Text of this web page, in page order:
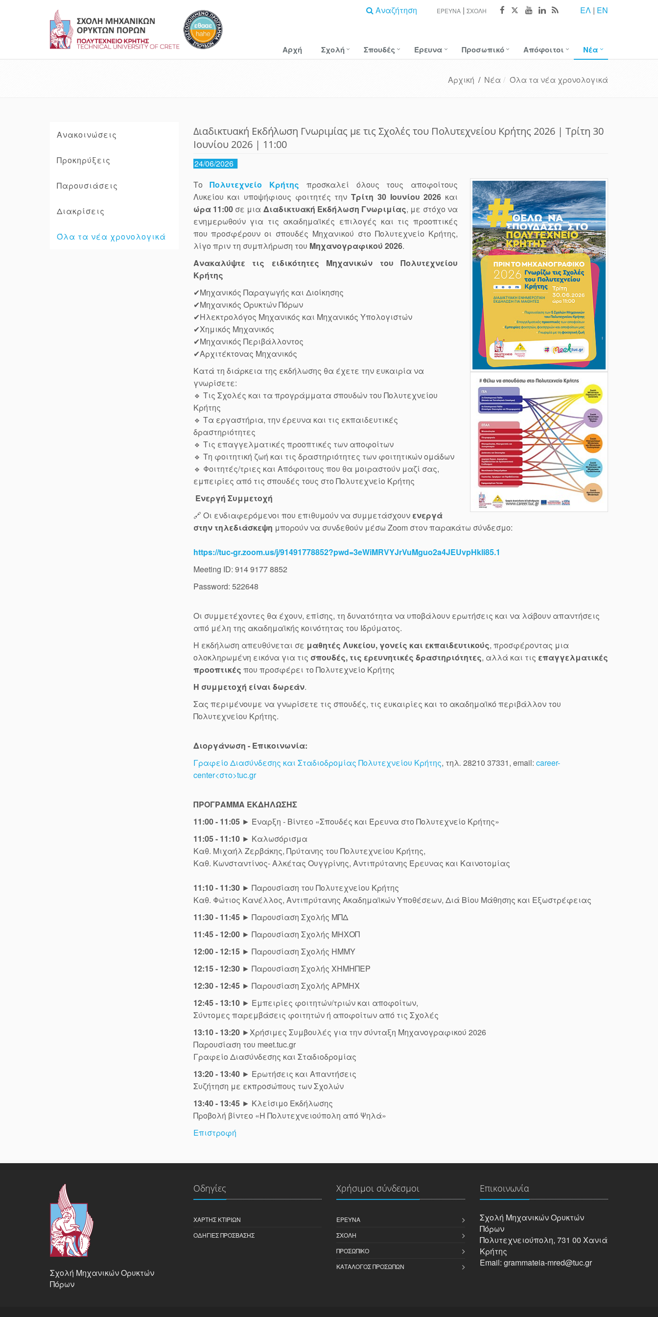
ΕΛ | EN
ΈΡΕΥΝΑ ΣΧΟΛΉ
Αναζήτηση
Αρχή Σχολή Σπουδές Έρευνα Προσωπικό Απόφοιτοι Νέα
Αρχική / Νέα Όλα τα νέα χρονολογικά
Ανακοινώσεις
Προκηρύξεις
Παρουσιάσεις
Διακρίσεις
Όλα τα νέα χρονολογικά
Διαδικτυακή Εκδήλωση Γνωριμίας με τις Σχολές του Πολυτεχνείου Κρήτης 2026 | Τρίτη 30
Ιουνίου 2026 | 11:00
24/06/2026
ΤοΠολυτεχνείο Κρήτης προσκαλεί όλους τους αποφοίτους
Λυκείου και υποψήφιους φοιτητές τηνΤρίτη 30 Ιουνίου 2026 και
ώρα 11:00 σε μια Διαδικτυακή Εκδήλωση Γνωριμίας, με στόχο να
ενημερωθούν για τις ακαδημαϊκές επιλογές και τις προοπτικές
που προσφέρουν οι σπουδές Μηχανικού στο Πολυτεχνείο Κρήτης,
λίγο πριν τη συμπλήρωση του Μηχανογραφικού 2026.
Ανακαλύψτε τις ειδικότητες Μηχανικών του Πολυτεχνείου
Κρήτης
✔Μηχανικός Παραγωγής και Διοίκησης
✔Μηχανικός Ορυκτών Πόρων
✔Ηλεκτρολόγος Μηχανικός και Μηχανικός Υπολογιστών
✔Χημικός Μηχανικός
✔Μηχανικός Περιβάλλοντος
✔Αρχιτέκτονας Μηχανικός
Κατά τη διάρκεια της εκδήλωσης θα έχετε την ευκαιρία να
γνωρίσετε:
🔹 Τις Σχολές και τα προγράμματα σπουδών του Πολυτεχνείου
Κρήτης
🔹 Τα εργαστήρια, την έρευνα και τις εκπαιδευτικές
δραστηριότητες
🔹 Τις επαγγελματικές προοπτικές των αποφοίτων
🔹 Τη φοιτητική ζωή και τις δραστηριότητες των φοιτητικών ομάδων
🔹 Φοιτητές/τριες και Απόφοιτους που θα μοιραστούν μαζί σας,
εμπειρίες από τις σπουδές τους στο Πολυτεχνείο Κρήτης
Ενεργή Συμμετοχή
🔗 Οι ενδιαφερόμενοι που επιθυμούν να συμμετάσχουν ενεργά
στην τηλεδιάσκεψη μπορούν να συνδεθούν μέσω Zoom στον παρακάτω σύνδεσμο:
https://tuc-gr.zoom.us/j/91491778852?pwd=3eWiMRVYJrVuMguo2a4JEUvpHkli85.1
Meeting ID: 914 9177 8852
Password: 522648
Οι συμμετέχοντες θα έχουν, επίσης, τη δυνατότητα να υποβάλουν ερωτήσεις και να λάβουν απαντήσεις
από μέλη της ακαδημαϊκής κοινότητας του Ιδρύματος.
Η εκδήλωση απευθύνεται σε μαθητές Λυκείου, γονείς και εκπαιδευτικούς, προσφέροντας μια
ολοκληρωμένη εικόνα για τις σπουδές, τις ερευνητικές δραστηριότητες, αλλά και τις επαγγελματικές
προοπτικές που προσφέρει το Πολυτεχνείο Κρήτης
Η συμμετοχή είναι δωρεάν.
Σας περιμένουμε να γνωρίσετε τις σπουδές, τις ευκαιρίες και το ακαδημαϊκό περιβάλλον του
Πολυτεχνείου Κρήτης.
Διοργάνωση - Επικοινωνία:
Γραφείο Διασύνδεσης και Σταδιοδρομίας Πολυτεχνείου Κρήτης, τηλ. 28210 37331, email: career-
center<στο>tuc.gr
ΠΡΟΓΡΑΜΜΑ ΕΚΔΗΛΩΣΗΣ
11:00 - 11:05► Έναρξη - Βίντεο «Σπουδές και Έρευνα στο Πολυτεχνείο Κρήτης»
11:05 - 11:10► Καλωσόρισμα
Καθ. Μιχαήλ Ζερβάκης, Πρύτανης του Πολυτεχνείου Κρήτης,
Καθ. Κωνσταντίνος- Αλκέτας Ουγγρίνης, Αντιπρύτανης Έρευνας και Καινοτομίας
11:10 - 11:30► Παρουσίαση του Πολυτεχνείου Κρήτης
Καθ. Φώτιος Κανέλλος, Αντιπρύτανης Ακαδημαϊκών Υποθέσεων, Διά Βίου Μάθησης και Εξωστρέφειας
11:30 - 11:45 ► Παρουσίαση Σχολής ΜΠΔ
11:45 - 12:00 ► Παρουσίαση Σχολής ΜΗΧΟΠ
12:00 - 12:15 ► Παρουσίαση Σχολής ΗΜΜΥ
12:15 - 12:30► Παρουσίαση Σχολής ΧΗΜΗΠΕΡ
12:30 - 12:45 ► Παρουσίαση Σχολής ΑΡΜΗΧ
12:45 - 13:10► Εμπειρίες φοιτητών/τριών και αποφοίτων,
Σύντομες παρεμβάσεις φοιτητών ή αποφοίτων από τις Σχολές
13:10 - 13:20 ►Χρήσιμες Συμβουλές για την σύνταξη Μηχανογραφικού 2026
Παρουσίαση του meet.tuc.gr
Γραφείο Διασύνδεσης και Σταδιοδρομίας
13:20 - 13:40 ► Ερωτήσεις και Απαντήσεις
Συζήτηση με εκπροσώπους των Σχολών
13:40 - 13:45 ► Κλείσιμο Εκδήλωσης
Προβολή βίντεο «Η Πολυτεχνειούπολη από Ψηλά»
Επιστροφή
Σχολή Μηχανικών Ορυκτών
Πόρων
Οδηγίες
ΧΆΡΤΗΣ ΚΤΙΡΊΩΝ
ΟΔΗΓΊΕΣ ΠΡΌΣΒΑΣΗΣ
Χρήσιμοι σύνδεσμοι
ΈΡΕΥΝΑ
ΣΧΟΛΉ
ΠΡΟΣΩΠΙΚΌ
ΚΑΤΆΛΟΓΟΣ ΠΡΟΣΏΠΩΝ
Επικοινωνία
Σχολή Μηχανικών Oρυκτών
Πόρων
Πολυτεχνειούπολη, 731 00 Χανιά
Κρήτης
Email: grammateia-mred@tuc.gr